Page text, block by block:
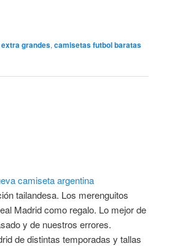
grandes, camisetas futbol baratas
camiseta argentina
tailandesa. Los merenguitos
Madrid como regalo. Lo mejor de
y de nuestros errores.
de distintas temporadas y tallas